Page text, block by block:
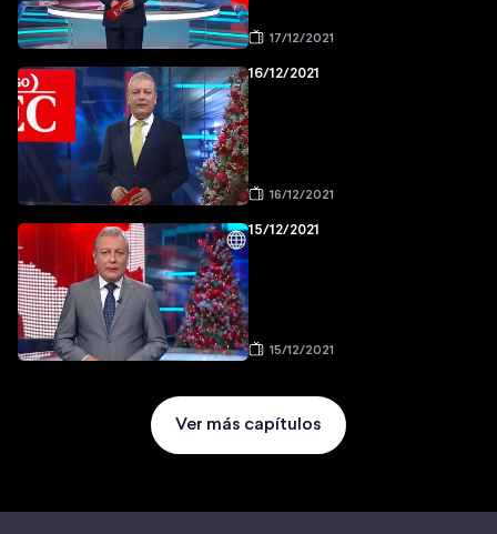
17/12/2021
16/12/2021
16/12/2021
15/12/2021
15/12/2021
Ver más capítulos